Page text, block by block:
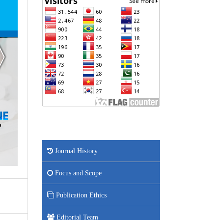
Journal History
Focus and Scope
Publication Ethics
Editorial Team